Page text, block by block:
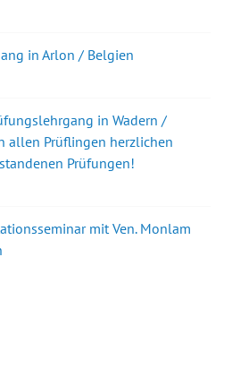
in Arlon / Belgien
in Wadern /
allen Prüflingen herzlichen
Prüfungen!
mit Ven. Monlam